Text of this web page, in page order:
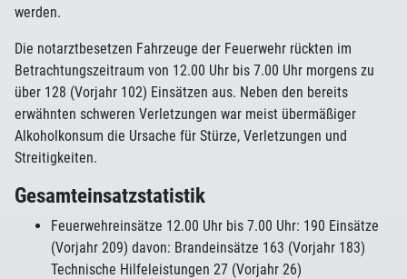
werden.
Die notarztbesetzen Fahrzeuge der Feuerwehr rückten im
Betrachtungszeitraum von 12.00 Uhr bis 7.00 Uhr morgens zu
über 128 (Vorjahr 102) Einsätzen aus. Neben den bereits
erwähnten schweren Verletzungen war meist übermäßiger
Alkoholkonsum die Ursache für Stürze, Verletzungen und
Streitigkeiten.
Gesamteinsatzstatistik
Feuerwehreinsätze 12.00 Uhr bis 7.00 Uhr: 190 Einsätze
(Vorjahr 209) davon: Brandeinsätze 163 (Vorjahr 183)
Technische Hilfeleistungen 27 (Vorjahr 26)